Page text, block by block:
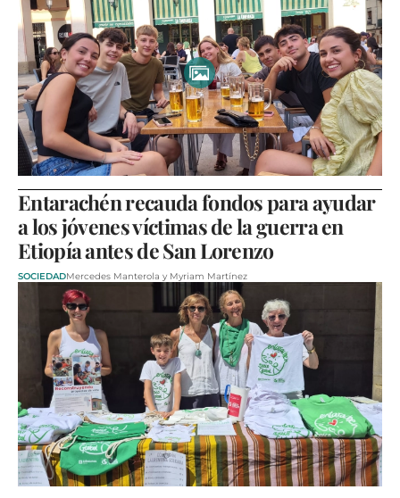
Entarachén recauda fondos para ayudar
a los jóvenes víctimas de la guerra en
Etiopía antes de San Lorenzo
SOCIEDADMercedes Manterola y Myriam Martínez